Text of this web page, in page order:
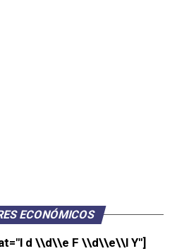
ECONÓMICOS
d \\d\\e F \\d\\e\\l Y"]